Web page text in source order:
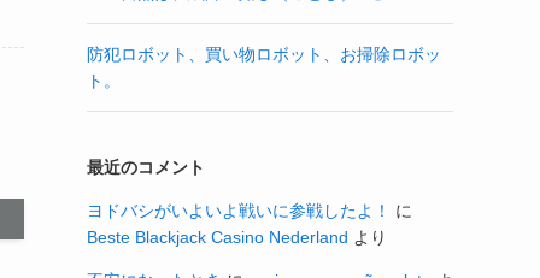
防犯ロボット、買い物ロボット、お掃除ロボッ
ト。
最近のコメント
ヨドバシがいよいよ戦いに参戦したよ！
に
Beste Blackjack Casino Nederland より